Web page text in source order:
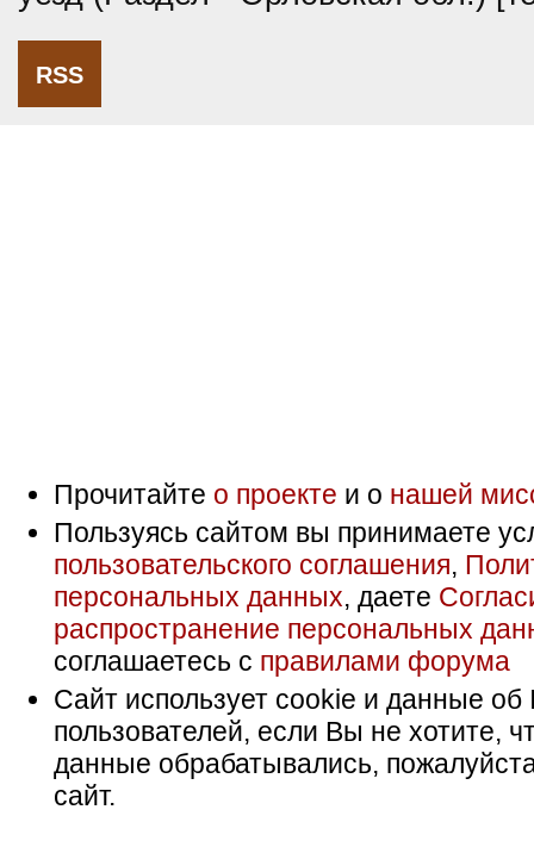
RSS
Прочитайте о проекте и о нашей
Пользуясь сайтом вы принимаете
пользовательского соглашения,
персональных данных, даете
распространение персональных
соглашаетесь с правилами форума
Сайт использует cookie и данные об
пользователей, если Вы не хотите,
данные обрабатывались,
сайт.